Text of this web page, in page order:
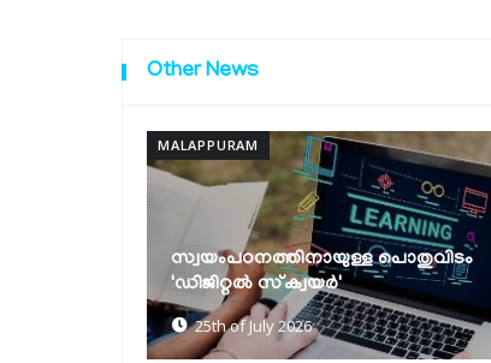
Other News
MALAPPURAM
റവന്യൂ സേവനങ്ങള്‍ ഇനി ഒറ്റ ക്ലിക്കില്‍;
സിംഗിള്‍ സൈന്‍ ഓണ്‍
സംവിധാനവുമായി റവന്യു...
22nd of July 2026